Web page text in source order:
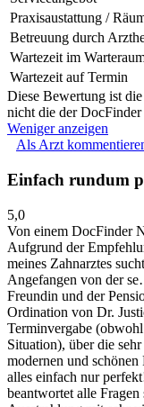
Praxisaustattung /
Betreuung durch
Wartezeit im
Wartezeit auf Termin
Diese Bewertung ist
nicht die der
Weniger anzeigen
Als Arzt
Einfach rundum
5,0
Von einem DocFinder
Aufgrund der
meines Zahnarztes
Angefangen von der
Freundin und der
Ordination von Dr.
Terminvergabe
Situation), über die
modernen und
alles einfach nur
beantwortet alle